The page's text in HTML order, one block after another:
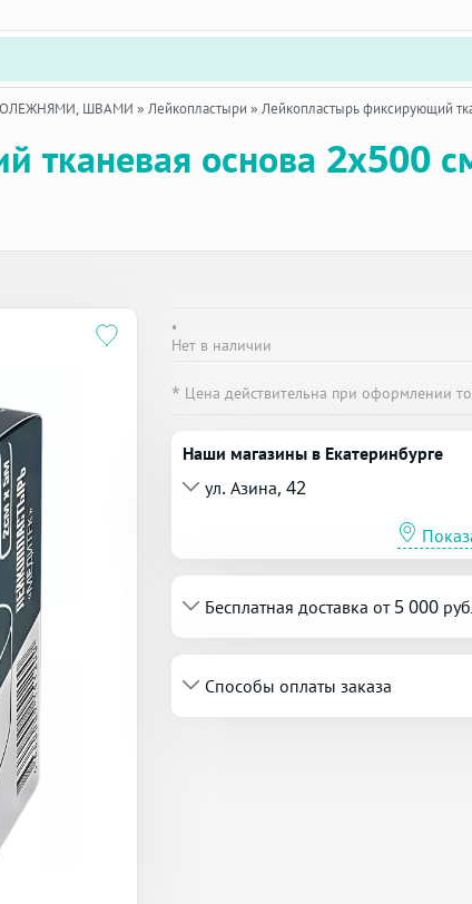
ШВАМИ » Лейкопластыри » Лейкопластырь фиксирующий
тканевая основа 2х500
•
Нет в наличии
* Цена действительна при оформлении
Наши магазины в Екатеринбурге
ул. Азина, 42
Бесплатная доставка от 5 000
Способы оплаты заказа